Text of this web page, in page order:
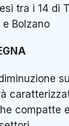
tra i 14 di
Bolzano
compatte